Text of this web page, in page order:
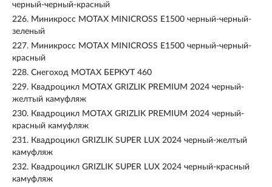
черный-черный-красный
226. Миникросс MOTAX MINICROSS E1500 черный-черный-
зеленый
227. Миникросс MOTAX MINICROSS E1500 черный-черный-
красный
228. Снегоход MOTAX БЕРКУТ 460
229. Квадроцикл MOTAX GRIZLIK PREMIUM 2024 черный-
желтый камуфляж
230. Квадроцикл MOTAX GRIZLIK PREMIUM 2024 черный-
красный камуфляж
231. Квадроцикл GRIZLIK SUPER LUX 2024 черный-желтый
камуфляж
232. Квадроцикл GRIZLIK SUPER LUX 2024 черный-красный
камуфляж